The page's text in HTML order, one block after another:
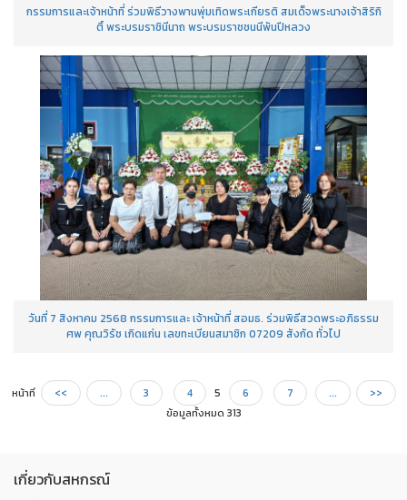
กรรมการและเจ้าหน้าที่ ร่วมพิธีวางพานพุ่มเทิดพระเกียรติ สมเด็จพระนางเจ้าสิริกิ
ติ์ พระบรมราชินีนาถ พระบรมราชชนนีพันปีหลวง
วันที่ 7 สิงหาคม 2568 กรรมการและ เจ้าหน้าที่ สอมธ. ร่วมพิธีสวดพระอภิธรรม
ศพ คุณวิรัช เกิดแก่น เลขทะเบียนสมาชิก 07209 สังกัด ทั่วไป
หน้าที่ << ... 3 4 5 6 7 ...
>>
ข้อมูลทั้งหมด 313
เกี่ยวกับสหกรณ์